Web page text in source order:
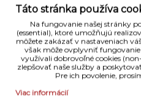
Popis
Nova 140 AW II je
a sofistikovaným
poskytuje dokonalú
organizáciu uloženej
Táto stránka používa
Na fungovanie našej stránky
(essential), ktoré umožňujú
môžete zakázať v nastaveniach
však môže ovplyvniť
využívali dobrovoľné cookies
zlepšovať naše služby a
Pre ich povolenie,
Viac informácií